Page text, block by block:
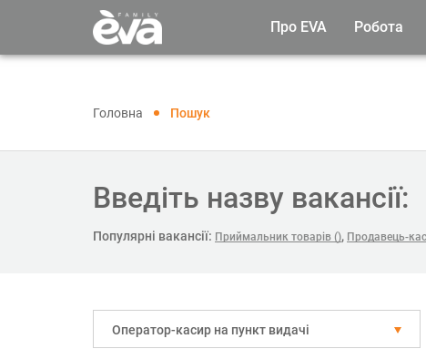
Про EVA Робота
Головна Пошук
Введіть назву вакансії:
Популярні вакансії: Приймальник товарів (), Продавець-
Оператор-касир на пункт видачі